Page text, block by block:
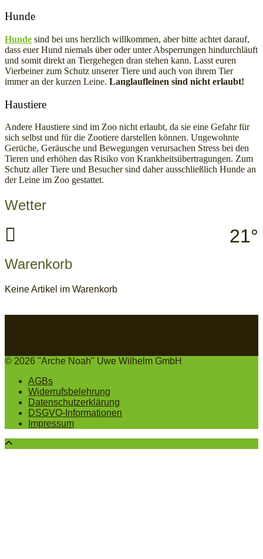
Hunde
Hunde sind bei uns herzlich willkommen, aber bitte achtet darauf,
dass euer Hund niemals über oder unter Absperrungen hindurchläuft
und somit direkt an Tiergehegen dran stehen kann. Lasst euren
Vierbeiner zum Schutz unserer Tiere und auch von ihrem Tier
immer an der kurzen Leine. Langlaufleinen sind nicht erlaubt!
Haustiere
Andere Haustiere sind im Zoo nicht erlaubt, da sie eine Gefahr für
sich selbst und für die Zootiere darstellen können. Ungewohnte
Gerüche, Geräusche und Bewegungen verursachen Stress bei den
Tieren und erhöhen das Risiko von Krankheitsübertragungen. Zum
Schutz aller Tiere und Besucher sind daher ausschließlich Hunde an
der Leine im Zoo gestattet.
Wetter
21°
Warenkorb
Keine Artikel im Warenkorb
© 2026 "Arche Noah" Uwe Wilhelm GmbH
AGBs
Widerrufsbelehrung
Datenschutzerklärung
DSGVO-Informationen
Impressum